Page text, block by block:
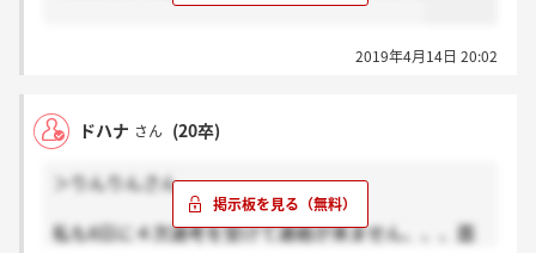
2019年4月14日 20:02
ドハナ さん (20卒)
＞りんりんさん
私も8日に４次選考を受けて連絡が来ません、、、面